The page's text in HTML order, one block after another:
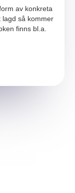
av konkreta
lagd så kommer
finns bl.a.